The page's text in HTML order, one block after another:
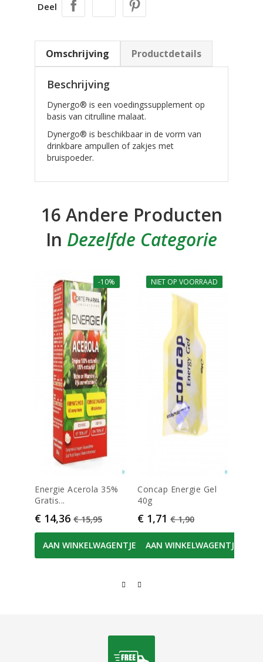
Deel
Omschrijving Productdetails
Beschrijving
Dynergo® is een voedingssupplement op
basis van citrulline malaat.
Dynergo® is beschikbaar in de vorm van
drinkbare ampullen of zakjes met
bruispoeder.
16 Andere Producten
In Dezelfde Categorie
-10%
Energie Acerola 35%
Gratis...
Prijs
€ 14,36 Normale prijs
€ 15,95
AAN WINKELWAGENTJE
-10%
NIET OP VOORRAAD
Concap Energie Gel
40g
Prijs
€ 1,71 Normale prijs
€ 1,90
AAN WINKELWAGENTJE